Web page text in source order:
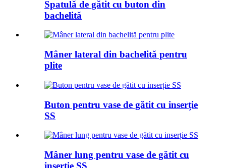
Spatulă de gătit cu buton din
bachelită
Mâner lateral din bachelită pentru
plite
Buton pentru vase de gătit cu inserție
SS
Mâner lung pentru vase de gătit cu
inserție SS